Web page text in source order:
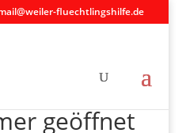
fluechtlingshilfe.de
geöffnet